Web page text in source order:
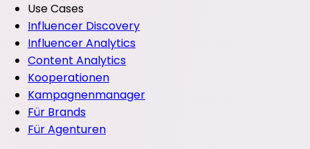
Use Cases
Influencer Discovery
Influencer Analytics
Content Analytics
Kooperationen
Kampagnenmanager
Für Brands
Für Agenturen